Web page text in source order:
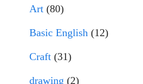
Art (80)
Basic English (12)
Craft (31)
drawing (2)